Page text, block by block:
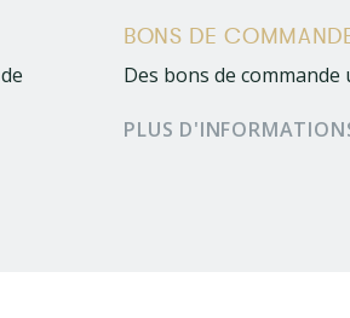
BONS DE
Des bons de
PLUS